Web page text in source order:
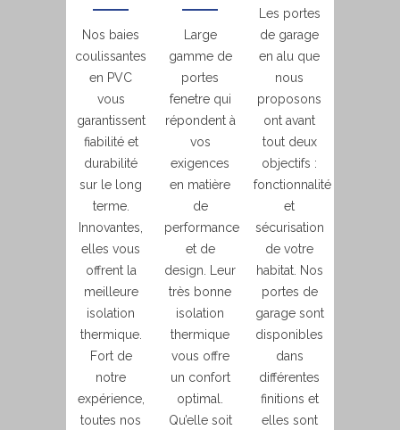
Nos baies
coulissantes
en PVC
vous
garantissent
fiabilité et
durabilité
sur le long
terme.
Innovantes,
elles vous
offrent la
meilleure
isolation
thermique.
Fort de
notre
expérience,
toutes nos
Large
gamme de
portes
fenetre qui
répondent à
vos
exigences
en matière
de
performance
et de
design. Leur
très bonne
isolation
thermique
vous offre
un confort
optimal.
Qu’elle soit
Les portes
de garage
en alu que
nous
proposons
ont avant
tout deux
objectifs :
fonctionnalité
et
sécurisation
de votre
habitat. Nos
portes de
garage sont
disponibles
dans
différentes
finitions et
elles sont